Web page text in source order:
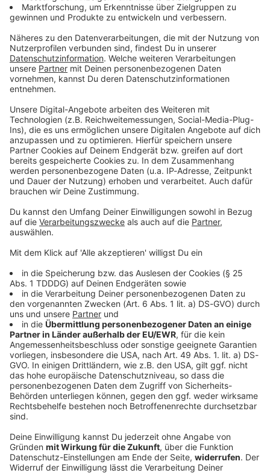
Zum Newsletter anmelden
Du möchtest uns etwas sagen?
Studio Hotline
Kontaktformular
© dpa-infocom, dpa:260511-930-67193/1
DAS KÖNNTE DICH AUCH INTERESSIEREN
Welt
Sprengstoff-Drohne in Leipzig: Semtex im